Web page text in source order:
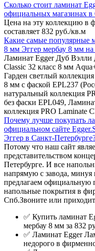
Сколько стоит ламинат
официальных магазинах в
Цена на эту коллекцию в
составляет 832 руб./кв.м
Какие самые популярные
8 мм Эггер мербау 8 мм
Ламинат Egger Дуб Вэлли
Classic 32 класс 8 мм
Гарден светлый
8 мм с фаской EPL237
натуральный коллекция
без фаски EPL049,
коллекция PRO Laminate
Почему лучше покупать
официальном сайте
Эггер в Санкт-
Потому что наш сайт
представительством
Петербурге. И все
напрямую с завода,
предлагаем
напольные покрытия в
Спб.Звоните или
✅ Купить ламинат
мербау 8 мм за 832
✅ Ламинат Egger
недорого в